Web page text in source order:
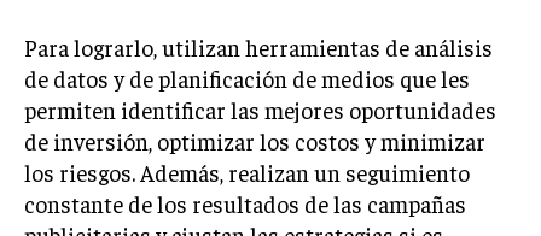
EMPRESAS Y STARTUPS TECNOLÓGICAS
GESTIÓN DE LA EXPERIENCIA DEL CLIENTE
MÁS
PROYECTOS
GESTIÓN DE PROYECTOS
Para lograrlo, utilizan herramientas de análisis
de datos y de planificación de medios que les
permiten identificar las mejores oportunidades
de inversión, optimizar los costos y minimizar
los riesgos. Además, realizan un seguimiento
constante de los resultados de las campañas